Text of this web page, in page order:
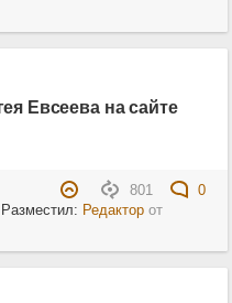
Евсеева на сайте
801
0
Редакторот